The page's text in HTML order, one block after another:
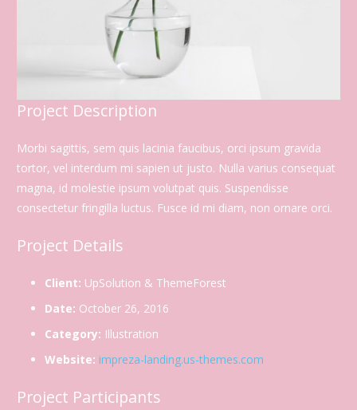
Project Description
Morbi sagittis, sem quis lacinia faucibus, orci ipsum gravida
tortor, vel interdum mi sapien ut justo. Nulla varius consequat
magna, id molestie ipsum volutpat quis. Suspendisse
consectetur fringilla luctus. Fusce id mi diam, non ornare orci.
Project Details
Client: UpSolution & ThemeForest
Date: October 26, 2016
Category: Illustration
Website: impreza-landing.us-themes.com
Project Participants